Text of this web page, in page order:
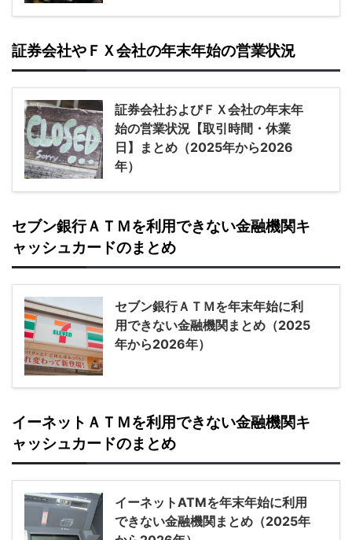
証券会社やＦＸ会社の年末年始の営業状況
証券会社およびＦＸ会社の年末年
始の営業状況【取引時間・休業
日】まとめ（2025年から2026
年）
セブン銀行ＡＴＭを利用できない金融機関キ
ャッシュカードのまとめ
セブン銀行ＡＴＭを年末年始に利
用できない金融機関まとめ（2025
年から2026年）
イーネットＡＴＭを利用できない金融機関キ
ャッシュカードのまとめ
イーネットATMを年末年始に利用
できない金融機関まとめ（2025年